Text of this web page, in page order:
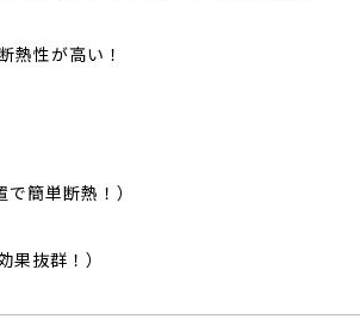
熱性が高い！
で簡単断熱！）
果抜群！）